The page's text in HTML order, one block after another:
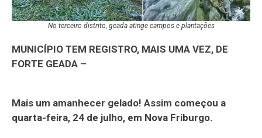
No terceiro distrito, geada atinge campos e plantações
MUNICÍPIO TEM REGISTRO, MAIS UMA VEZ, DE
FORTE GEADA –
Mais um amanhecer gelado! Assim começou a
quarta-feira, 24 de julho, em Nova Friburgo.